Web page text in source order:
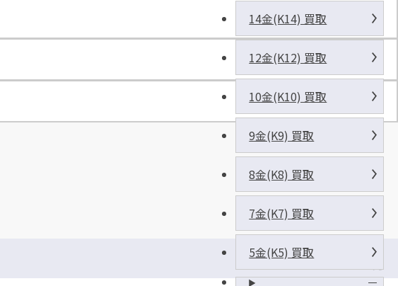
Y
A
駐
車
場
沖
3
14金(K14) 買取
12金(K12) 買取
10金(K10) 買取
9金(K9) 買取
8金(K8) 買取
7金(K7) 買取
5金(K5) 買取